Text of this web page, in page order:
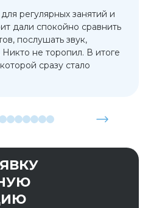
регулярных занятий и
дали спокойно сравнить
послушать звук,
Никто не торопил. В итоге
сразу стало